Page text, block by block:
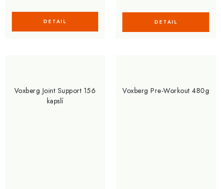
Voxberg Joint Support 156
kapslí
Voxberg Pre-Workout 480g